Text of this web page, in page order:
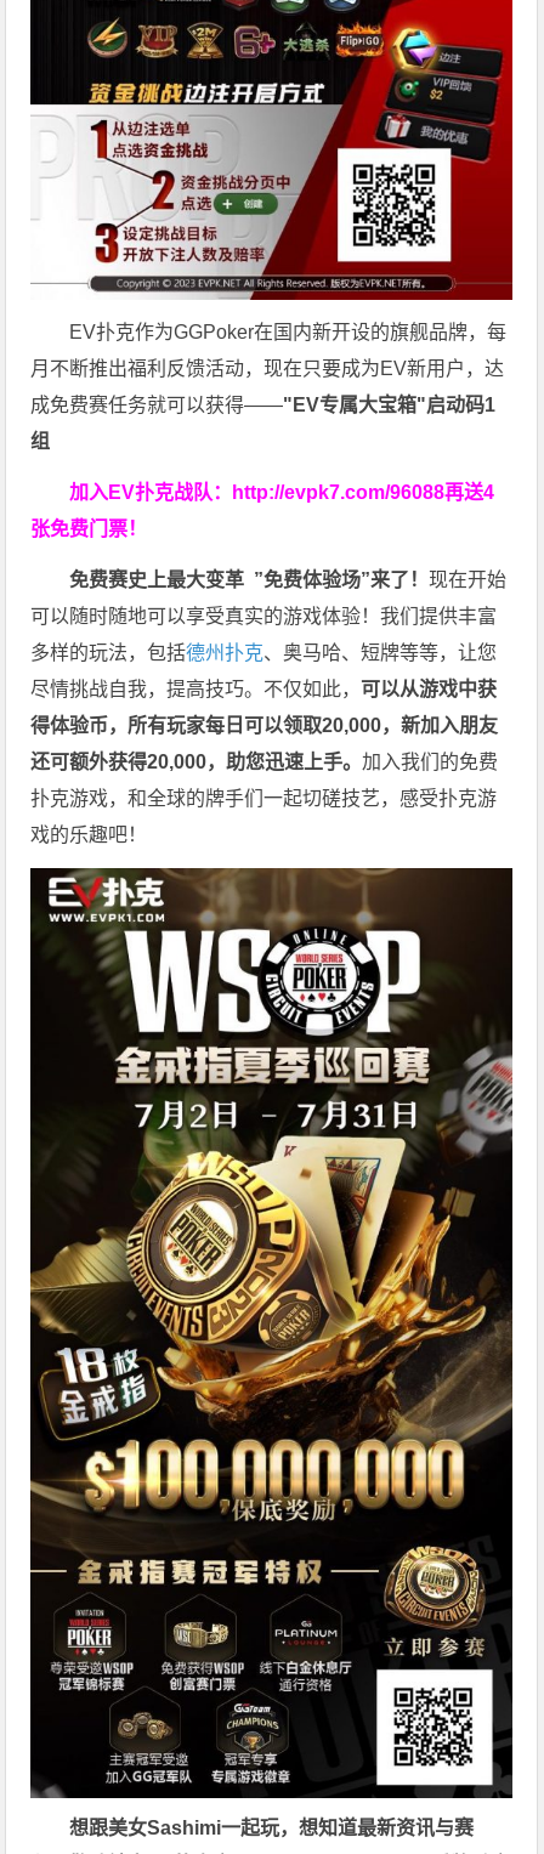
EV扑克作为GGPoker在国内新开设的旗舰品牌，每
月不断推出福利反馈活动，现在只要成为EV新用户，达
成免费赛任务就可以获得——"EV专属大宝箱"启动码1
组
加入EV扑克战队： http://evpk7.com/96088再送4
张免费门票！
免费赛史上最大变革 ”免费体验场”来了！现在开始
可以随时随地可以享受真实的游戏体验！我们提供丰富
多样的玩法，包括德州扑克、奥马哈、短牌等等，让您
尽情挑战自我，提高技巧。不仅如此， 可以从游戏中获
得体验币，所有玩家每日可以领取20,000，新加入朋友
还可额外获得20,000，助您迅速上手。加入我们的免费
扑克游戏，和全球的牌手们一起切磋技艺，感受扑克游
戏的乐趣吧！
想跟美女Sashimi一起玩，想知道最新资讯与赛